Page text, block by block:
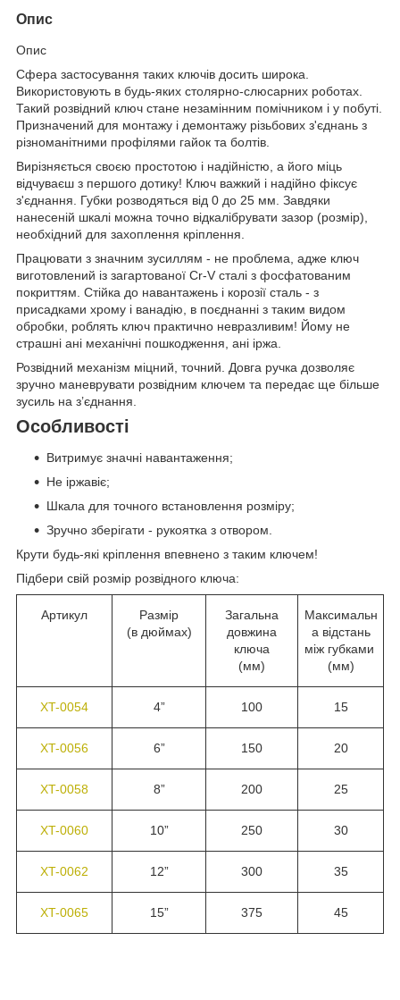
Опис
Опис
Сфера застосування таких ключів досить широка.
Використовують в будь-яких столярно-слюсарних роботах.
Такий розвідний ключ стане незамінним помічником і у побуті.
Призначений для монтажу і демонтажу різьбових з'єднань з
різноманітними профілями гайок та болтів.
Вирізняється своєю простотою і надійністю, а його міць
відчуваєш з першого дотику! Ключ важкий і надійно фіксує
з'єднання. Губки розводяться від 0 до 25 мм. Завдяки
нанесеній шкалі можна точно відкалібрувати зазор (розмір),
необхідний для захоплення кріплення.
Працювати з значним зусиллям - не проблема, адже ключ
виготовлений із загартованої Cr-V сталі з фосфатованим
покриттям. Стійка до навантажень і корозії сталь - з
присадками хрому і ванадію, в поєднанні з таким видом
обробки, роблять ключ практично невразливим! Йому не
страшні ані механічні пошкодження, ані іржа.
Розвідний механізм міцний, точний. Довга ручка дозволяє
зручно маневрувати розвідним ключем та передає ще більше
зусиль на з’єднання.
Особливості
Витримує значні навантаження;
Не іржавіє;
Шкала для точного встановлення розміру;
Зручно зберігати - рукоятка з отвором.
Крути будь-які кріплення впевнено з таким ключем!
Підбери свій розмір розвідного ключа:
Артикул
Размір
(в дюймах)
Загальна
довжина
ключа
(мм)
Максимальн
а відстань
між губками
(мм)
XT-0054 4” 100 15
XT-0056 6” 150 20
XT-0058 8” 200 25
XT-0060 10” 250 30
XT-0062 12” 300 35
XT-0065 15” 375 45